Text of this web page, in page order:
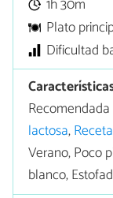
1h 30m
Plato
Dificultad
lactosa,
Verano, Poco
blanco,